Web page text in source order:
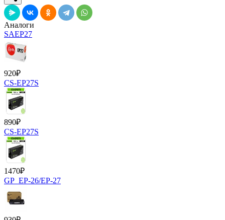
Аналоги
SAEP27
920₽
CS-EP27S
890₽
CS-EP27S
1470₽
GP_EP-26/EP-27